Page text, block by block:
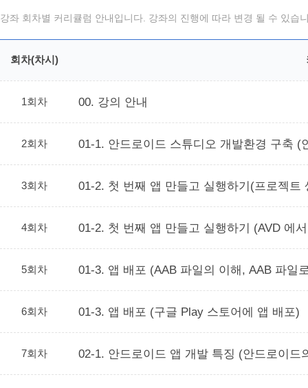
강좌 회차별 커리큘럼 안내입니다. 강좌의 진행에 따라 변경 될 수 있습
회차(차시)
1회차 00. 강의 안내
2회차 01-1. 안드로이드 스튜디오 개발환경 구축
3회차 01-2. 첫 번째 앱 만들고 실행하기(프로젝트
4회차 01-2. 첫 번째 앱 만들고 실행하기 (AVD 에
5회차 01-3. 앱 배포 (AAB 파일의 이해, AAB 파일
6회차 01-3. 앱 배포 (구글 Play 스토어에 앱 배포)
7회차 02-1. 안드로이드 앱 개발 특징 (안드로이